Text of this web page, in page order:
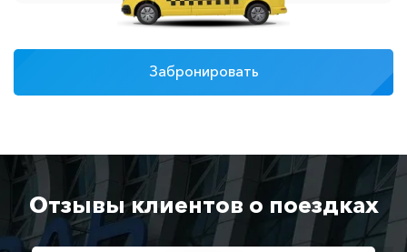
Забронировать
Отзывы клиентов о поездках